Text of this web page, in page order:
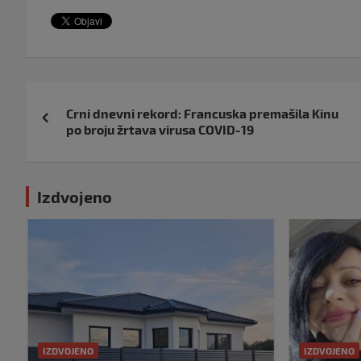
objava
Crni dnevni rekord: Francuska premašila Kinu
po broju žrtava virusa COVID-19
Izdvojeno
IZDVOJENO IZDVOJENO